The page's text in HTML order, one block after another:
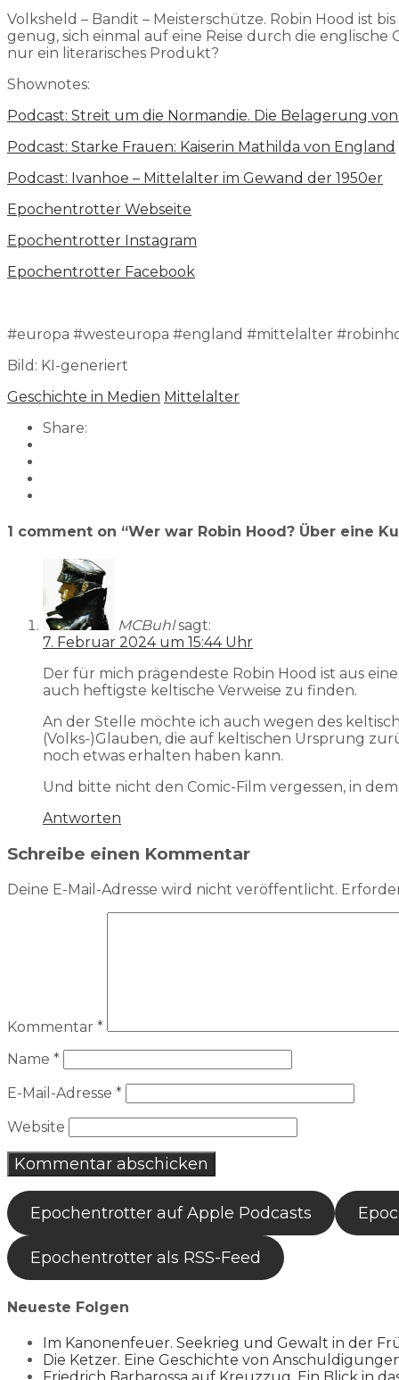
Volksheld – Bandit – Meisterschütze. Robin Hood ist
genug, sich einmal auf eine Reise durch die
nur ein literarisches Produkt?
Shownotes:
Podcast: Streit um die Normandie. Die Belagerung
Podcast: Starke Frauen: Kaiserin Mathilda von England
Podcast: Ivanhoe – Mittelalter im Gewand der 1950er
⁠⁠⁠⁠⁠⁠⁠Epochentrotter Webseite⁠⁠⁠⁠⁠⁠⁠
⁠⁠⁠⁠⁠⁠⁠Epochentrotter Instagram⁠⁠⁠⁠⁠⁠⁠
⁠⁠⁠⁠⁠⁠⁠Epochentrotter Facebook⁠⁠⁠⁠⁠⁠
#europa #westeuropa #england #mittelalter
Bild: KI-generiert
Geschichte in Medien Mittelalter
Share:
1 comment on “Wer war Robin Hood? Über eine
MCBuhl sagt:
7. Februar 2024 um 15:44 Uhr
Der für mich prägendeste Robin Hood ist aus
auch heftigste keltische Verweise zu finden.
An der Stelle möchte ich auch wegen des
(Volks-)Glauben, die auf keltischen Ursprung
noch etwas erhalten haben kann.
Und bitte nicht den Comic-Film vergessen, in
Antworten
Schreibe einen Kommentar
Deine E-Mail-Adresse wird nicht veröffentlicht.
Kommentar *
Name *
E-Mail-Adresse *
Website
Epochentrotter auf Apple Podcasts
Epochentrotter als RSS-Feed
Neueste Folgen
Im Kanonenfeuer. Seekrieg und Gewalt in der
Die Ketzer. Eine Geschichte von